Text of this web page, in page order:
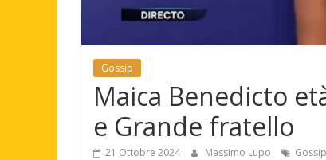
Gossip
Maica Benedicto
e Grande fratello
21 Ottobre 2024 Massimo Lupo Gossip